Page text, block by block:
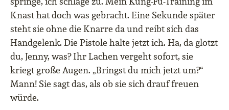
Knast hat doch was gebracht. Eine Sekunde später
steht sie ohne die Knarre da und reibt sich das
Handgelenk. Die Pistole halte jetzt ich. Ha, da glotzt
du, Jenny, was? Ihr Lachen vergeht sofort, sie
kriegt große Augen. „Bringst du mich jetzt um?“
Mann! Sie sagt das, als ob sie sich drauf freuen
würde.